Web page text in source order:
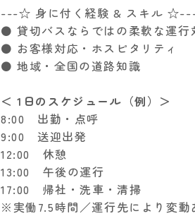
---☆ 身に付く経験 & スキル
⚫ 貸切バスならではの柔軟な運行
⚫ お客様対応・ホスピタリティ
⚫ 地域・全国の道路知識
＜ 1日のスケジュール（例）＞
8:00 出勤・点呼
9:00 送迎出発
12:00 休憩
13:00 午後の運行
17:00 帰社・洗車・清掃
※実働7.5時間／運行先により変動